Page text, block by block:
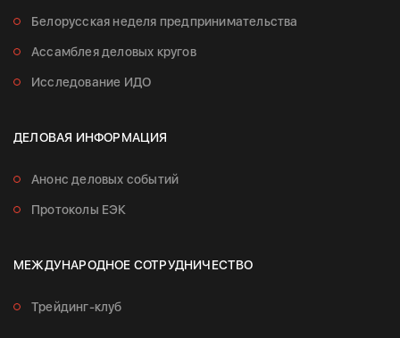
Белорусская неделя предпринимательства
Ассамблея деловых кругов
Исследование ИДО
ДЕЛОВАЯ ИНФОРМАЦИЯ
Анонс деловых событий
Протоколы ЕЭК
МЕЖДУНАРОДНОЕ СОТРУДНИЧЕСТВО
Трейдинг-клуб